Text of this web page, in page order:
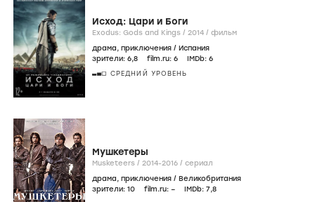
Исход: Цари и Боги
Exodus: Gods and Kings / 2014 / фильм
драма, приключения / Испания
зрители: 6,8 film.ru: 6 IMDb: 6
СРЕДНИЙ УРОВЕНЬ
Мушкетеры
Musketeers / 2014-2016 / сериал
драма, приключения / Великобритания
зрители: 10 film.ru: – IMDb: 7,8